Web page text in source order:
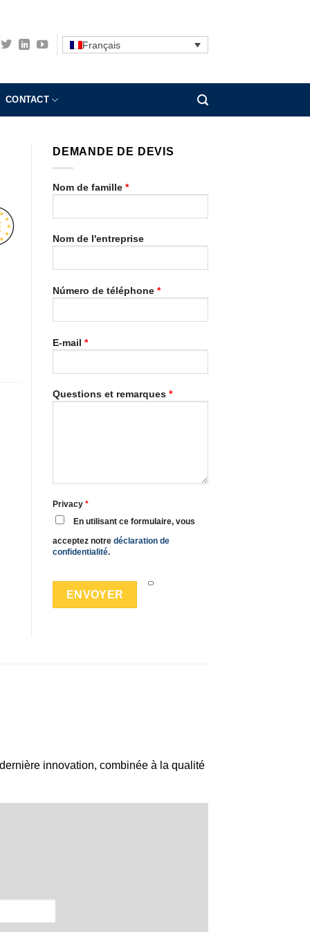
Français
CONTACT
DEMANDE DE DEVIS
Nom de famille *
Nom de l'entreprise
Número de téléphone *
E-mail *
Questions et remarques *
Privacy *
En utilisant ce formulaire, vous
acceptez notre déclaration de
confidentialité.
innovation, combinée à la qualité